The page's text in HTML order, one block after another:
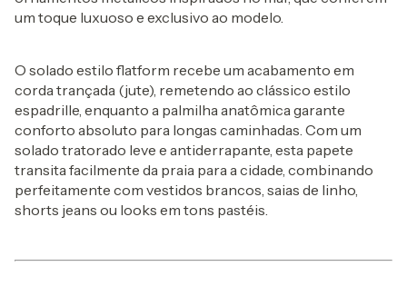
um toque luxuoso e exclusivo ao modelo.
O solado estilo flatform recebe um acabamento em
corda trançada (jute), remetendo ao clássico estilo
espadrille, enquanto a palmilha anatômica garante
conforto absoluto para longas caminhadas. Com um
solado tratorado leve e antiderrapante, esta papete
transita facilmente da praia para a cidade, combinando
perfeitamente com vestidos brancos, saias de linho,
shorts jeans ou looks em tons pastéis.